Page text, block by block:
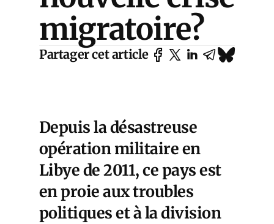
migratoire?
Partager cet article
Depuis la désastreuse
opération militaire en
Libye de 2011, ce pays est
en proie aux troubles
politiques et à la division